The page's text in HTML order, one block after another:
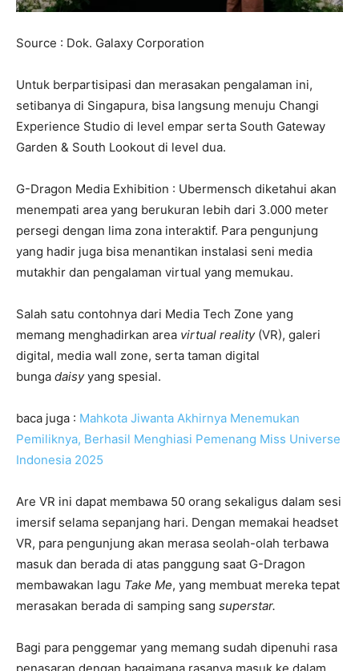
Source : Dok. Galaxy Corporation
Untuk berpartisipasi dan merasakan pengalaman ini,
setibanya di Singapura, bisa langsung menuju Changi
Experience Studio di level empar serta South Gateway
Garden & South Lookout di level dua.
G-Dragon Media Exhibition : Ubermensch diketahui akan
menempati area yang berukuran lebih dari 3.000 meter
persegi dengan lima zona interaktif. Para pengunjung
yang hadir juga bisa menantikan instalasi seni media
mutakhir dan pengalaman virtual yang memukau.
Salah satu contohnya dari Media Tech Zone yang
memang menghadirkan area virtual reality(VR), galeri
digital, media wall zone, serta taman digital
bunga daisyyang spesial.
baca juga : Mahkota Jiwanta Akhirnya Menemukan
Pemiliknya, Berhasil Menghiasi Pemenang Miss Universe
Indonesia 2025
Are VR ini dapat membawa 50 orang sekaligus dalam sesi
imersif selama sepanjang hari. Dengan memakai headset
VR, para pengunjung akan merasa seolah-olah terbawa
masuk dan berada di atas panggung saat G-Dragon
membawakan lagu Take Me, yang membuat mereka tepat
merasakan berada di samping sang superstar.
Bagi para penggemar yang memang sudah dipenuhi rasa
penasaran dengan bagaimana rasanya masuk ke dalam